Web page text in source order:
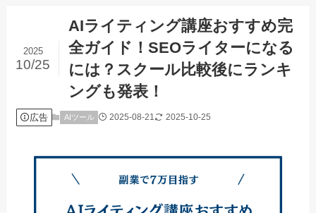
AIライティング講座おすすめ完
全ガイド！SEOライターになる
には？スクール比較後にランキ
ングも発表！
2025
10/25
広告 AIツール 2025-08-21 2025-10-25